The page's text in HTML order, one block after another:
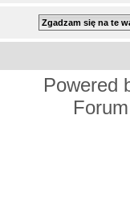
Powered